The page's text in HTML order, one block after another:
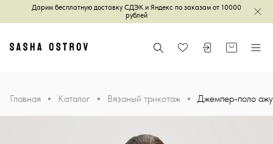
Дарим бесплатную доставку СДЭК и Яндекс по заказам от 10000
рублей
Главная Поиск ИзбранноеВойти илиКорзинаМеню
Главная Каталог Вязаный трикотаж Джемпер-поло